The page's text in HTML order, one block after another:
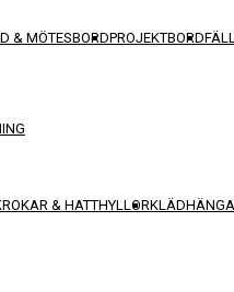
& MÖTESBORDPROJEKTBORD
& HATTHYLLOR